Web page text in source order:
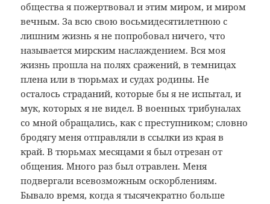
общества я пожертвовал и этим миром, и миром
вечным. За всю свою восьмидесятилетнюю с
лишним жизнь я не попробовал ничего, что
называется мирским наслаждением. Вся моя
жизнь прошла на полях сражений, в темницах
плена или в тюрьмах и судах родины. Не
осталось страданий, которые бы я не испытал, и
мук, которых я не видел. В военных трибуналах
со мной обращались, как с преступником; словно
бродягу меня отправляли в ссылки из края в
край. В тюрьмах месяцами я был отрезан от
общения. Много раз был отравлен. Меня
подвергали всевозможным оскорблениям.
Бывало время, когда я тысячекратно больше